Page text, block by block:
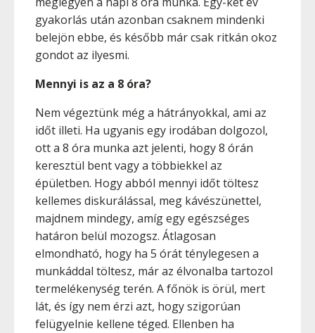
gyakorlás után azonban csaknem mindenki
belejön ebbe, és később már csak ritkán okoz
gondot az ilyesmi.
Mennyi is az a 8 óra?
Nem végeztünk még a hátrányokkal, ami az
időt illeti. Ha ugyanis egy irodában dolgozol,
ott a 8 óra munka azt jelenti, hogy 8 órán
keresztül bent vagy a többiekkel az
épületben. Hogy abból mennyi időt töltesz
kellemes diskurálással, meg kávészünettel,
majdnem mindegy, amíg egy egészséges
határon belül mozogsz. Átlagosan
elmondható, hogy ha 5 órát ténylegesen a
munkáddal töltesz, már az élvonalba tartozol
termelékenység terén. A főnök is örül, mert
lát, és így nem érzi azt, hogy szigorúan
felügyelnie kellene téged. Ellenben ha